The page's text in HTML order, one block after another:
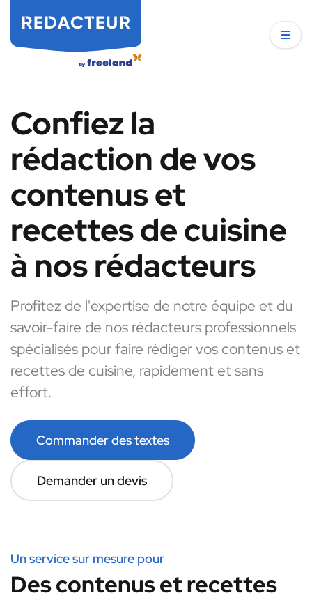
Confiez la
rédaction de vos
contenus et
recettes de cuisine
à nos rédacteurs
Profitez de l'expertise de notre équipe et du
savoir-faire de nos rédacteurs professionnels
spécialisés pour faire rédiger vos contenus et
recettes de cuisine, rapidement et sans
effort.
Commander des textes
Demander un devis
Un service sur mesure pour
Des contenus et recettes